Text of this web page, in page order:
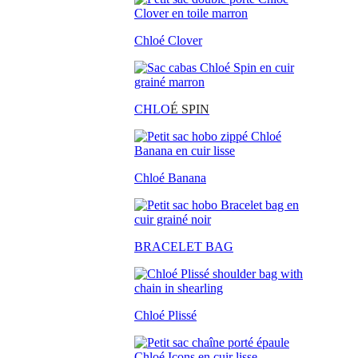
Chloé Clover
CHLOÉ SPIN
Chloé Banana
BRACELET BAG
Chloé Plissé